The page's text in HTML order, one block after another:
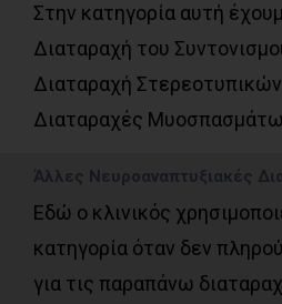
Στην κατηγορία αυτή
Διαταραχή του
Διαταραχή
Διαταραχές
Άλλες Νευροαναπτυξιακές
Εδώ ο κλινικός
κατηγορία όταν δεν
για τις παραπάνω